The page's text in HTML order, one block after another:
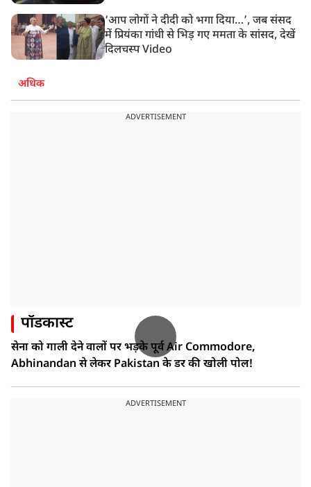
‘आप लोगों ने दीदी को भगा दिया…’, जब संसद
में प्रियंका गांधी से भिड़ गए ममता के सांसद, देखें
दिलचस्प Video
अधिक
ADVERTISEMENT
पॉडकास्ट
सेना को गाली देने वालों पर भड़के पूर्व Air Commodore,
Abhinandan से लेकर Pakistan के डर की खोली पोल!
ADVERTISEMENT